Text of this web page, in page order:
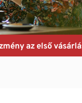
az első